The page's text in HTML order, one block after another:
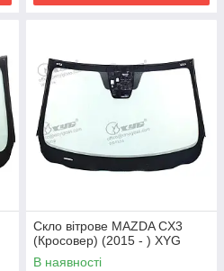
Скло вітрове MAZDA CX3
(Кросовер) (2015 - ) XYG
В наявності